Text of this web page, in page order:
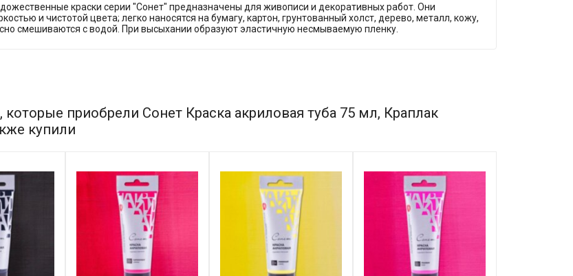
краски серии "Сонет" предназначены для живописи и декоративных работ. Они
и чистотой цвета; легко наносятся на бумагу, картон, грунтованный холст, дерево, металл, кожу,
смешиваются с водой. При высыхании образуют эластичную несмываемую пленку.
которые приобрели Сонет Краска акриловая туба 75 мл, Краплак
купили